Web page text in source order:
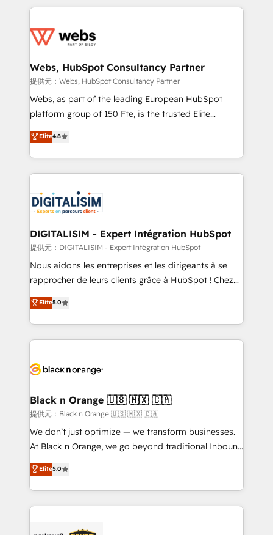
adoption, sales process and marketing results.
the first time 🔧 Designing and optimising your
and build using HubSpot 🔌 Integrating HubSpot
with other systems 🎓 Training your teams to be
HubSpot pros 📊 Lead generation services using
HubSpot Why us? - SIX HubSpot Accreditations -
CRM, Solutions Architecture, Onboarding , Data
Migration, Custom Integration & Platform
team of 25+ experts Contact us today to help you
get more from your investment in HubSpot.
Webs, HubSpot Consultancy Partner
提供元：Webs, HubSpot Consultancy Partner
Webs, as part of the leading European HubSpot
platform group of 150 Fte, is the trusted Elite
HubSpot CRM Partner offering you a roadmap on
maximizing EBITDA and achieving Commercial
Excellence. With our targeted processes, we
strengthen your digital transformation and minimize
Implementation partner, we provide expertise to
drive your business forward. Since 2015 we are fully
dedicated to HubSpot and with an experienced
team (50+), we work with reputable companies in
B2B sectors such as manufacturing, SaaS and
business services. We prepare a customized
impact of your digital transformation, including a
detailed financial rationale with a focus on ROI and
embark on a transformational journey that sets your
business up for long-term success. Unlock your
business. If not now, when?
Elite4.8
DIGITALISIM - Expert Intégration HubSpot
提供元：DIGITALISIM - Expert Intégration HubSpot
Nous aidons les entreprises et les dirigeants à se
rapprocher de leurs clients grâce à HubSpot ! Chez
DIGITALISIM, nous avons l'intime conviction que la
réussite des entreprises passe par l’innovation web,
le marketing digital, et la relation client ! C'est
pourquoi, nos experts sont à la fois capables de
référencement, votre stratégie digitale et le pilotage
projet HubSpot avec DIGITALISIM : 🧽 Nettoyage,
migration et intégration des bases de données. 🚀
Développement des interfaces avec vos logiciels
métiers ⚙️ Configuration de la plateforme HubSpot
Book Process & Guidelines utilisateurs 🎓
Formations des utilisateurs
Elite5.0
Black n Orange 🇺🇸 🇲🇽 🇨🇦
提供元：Black n Orange 🇺🇸 🇲🇽 🇨🇦
We don’t just optimize — we transform businesses.
At Black n Orange, we go beyond traditional Inbound
Marketing with our exclusive methodologies:
BOOMS and BOOST. Together, they form a powerful
combination that has driven success for over 800
businesses worldwide. As Elite HubSpot Partners, we
Elite5.0